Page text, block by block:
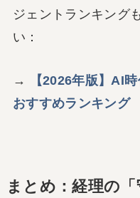
ジェントランキング
い：
→
【2026年版】AI
おすすめランキング
まとめ：経理の